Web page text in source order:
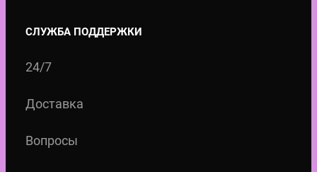
СЛУЖБА ПОДДЕРЖКИ
24/7
Доставка
Вопросы